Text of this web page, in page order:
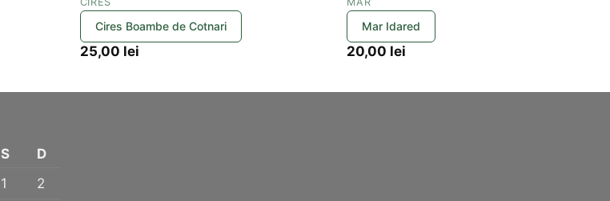
Cires Boambe de Cotnari
25,00 lei
Mar Idared
20,00 lei
S
D
1
2